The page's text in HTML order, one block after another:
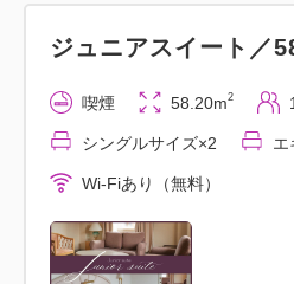
ジュニアスイート／
喫煙 58.20m2
シングルサイズ×2 エ
Wi-Fiあり（無料）